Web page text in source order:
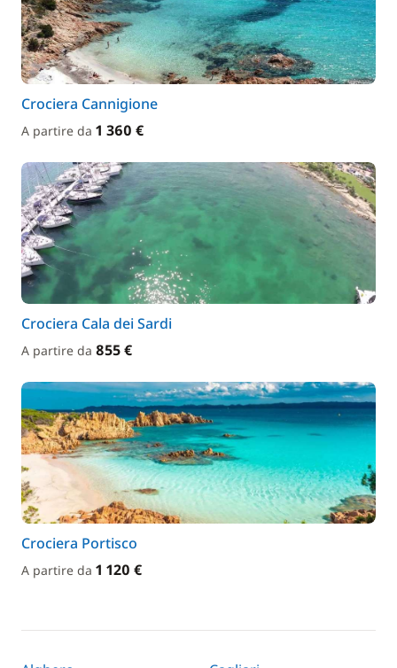
Crociera Cannigione
A partire da 1 360 €
Crociera Cala dei Sardi
A partire da 855 €
Crociera Portisco
A partire da 1 120 €